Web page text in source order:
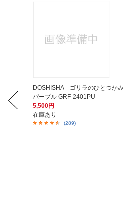
DOSHISHA ゴリラのひとつかみ
パープル GRF-2401PU
5,500円
在庫あり
(289)